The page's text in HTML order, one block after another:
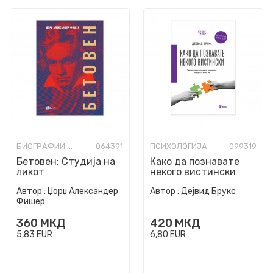
БИОГРАФИИ И МЕМОАРИ 064391
Бетовен: Студија на
ликот
Автор : Џорџ Александер
Фишер
360 МКД
5,83 EUR
ПСИХОЛОГИЈА 099319
Како да познавате
некого вистински
Автор : Дејвид Брукс
420 МКД
6,80 EUR